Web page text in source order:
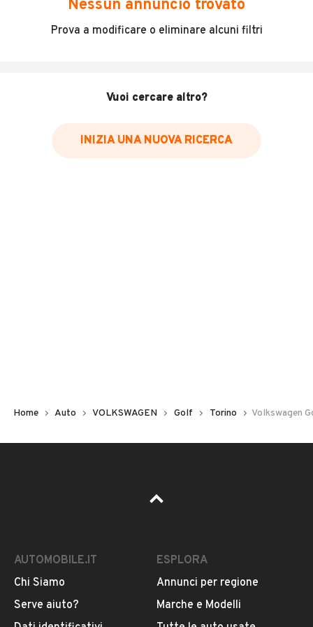
Incidenti in cui è stato coinvolto il veicolo
Data e luogo delle revisioni effettuate
Inserisci il numero di targa per verificare la disponibilità
Pubblicità
Nessun annuncio trovato
Prova a modificare o eliminare alcuni filtri
Vuoi cercare altro?
INIZIA UNA NUOVA RICERCA
Home Auto VOLKSWAGEN Golf Torino Volkswagen
AUTOMOBILE.IT
Chi Siamo
Serve aiuto?
ESPLORA
Annunci per regione
Marche e Modelli